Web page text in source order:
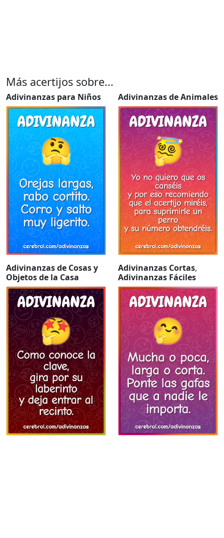
Más acertijos sobre...
Adivinanzas para Niños Adivinanzas de Animales
Adivinanzas de Cosas y
Objetos de la Casa
Adivinanzas Cortas,
Adivinanzas Fáciles